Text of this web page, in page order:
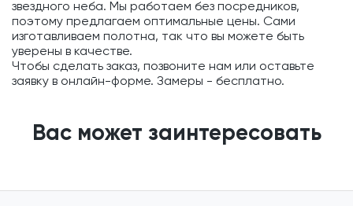
звездного неба. Мы работаем без посредников,
поэтому предлагаем оптимальные цены. Сами
изготавливаем полотна, так что вы можете быть
уверены в качестве.
Чтобы сделать заказ, позвоните нам или оставьте
заявку в онлайн-форме. Замеры - бесплатно.
Вас может заинтересовать